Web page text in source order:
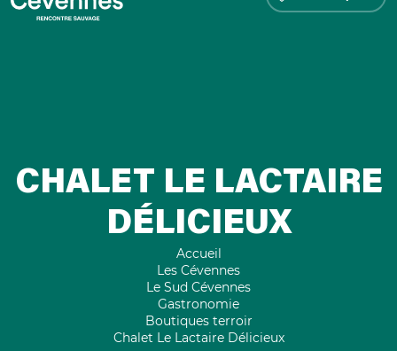
CHALET LE LACTAIRE
DÉLICIEUX
Accueil
Les Cévennes
Le Sud Cévennes
Gastronomie
Boutiques terroir
Chalet Le Lactaire Délicieux